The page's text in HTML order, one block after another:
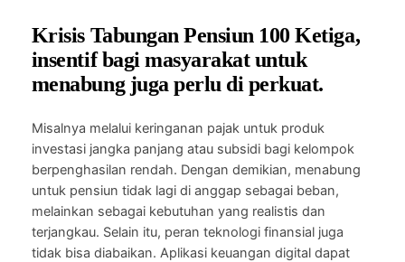
Krisis Tabungan Pensiun 100 Ketiga,
insentif bagi masyarakat untuk
menabung juga perlu di perkuat.
Misalnya melalui keringanan pajak untuk produk
investasi jangka panjang atau subsidi bagi kelompok
berpenghasilan rendah. Dengan demikian, menabung
untuk pensiun tidak lagi di anggap sebagai beban,
melainkan sebagai kebutuhan yang realistis dan
terjangkau. Selain itu, peran teknologi finansial juga
tidak bisa diabaikan. Aplikasi keuangan digital dapat